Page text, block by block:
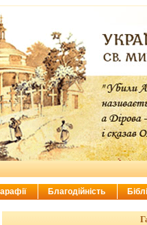
Благодійність